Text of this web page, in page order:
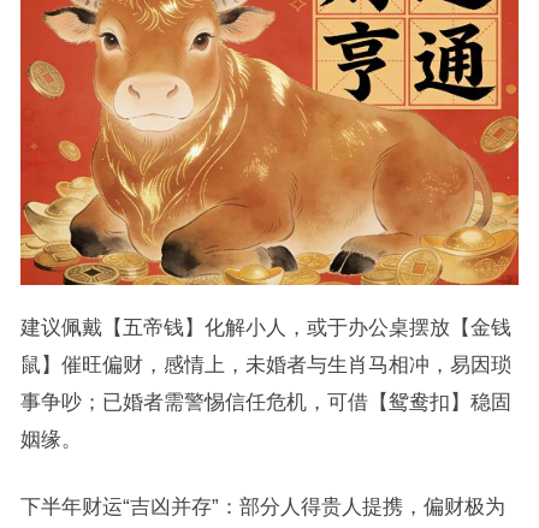
建议佩戴【五帝钱】化解小人，或于办公桌摆放【金钱
鼠】催旺偏财，感情上，未婚者与生肖马相冲，易因琐
事争吵；已婚者需警惕信任危机，可借【鸳鸯扣】稳固
姻缘。
下半年财运“吉凶并存”：部分人得贵人提携，偏财极为